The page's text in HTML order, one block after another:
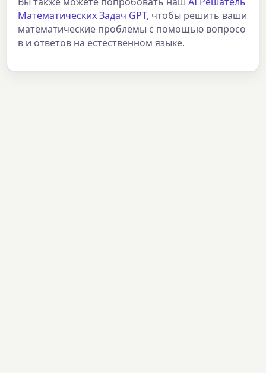
Математических Задач GPT, чтобы решить ваши
математические проблемы с помощью вопросо
в и ответов на естественном языке.